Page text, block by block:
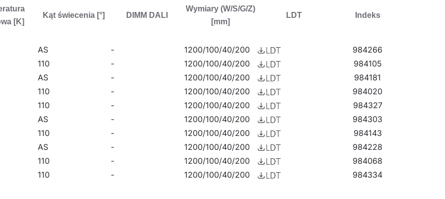
[K]
Kąt świecenia [°] DIMM DALI
Wymiary (W/S/G/Z)
[mm]
LDT Indeks
AS - 1200/100/40/200
984266
110
- 1200/100/40/200
984105
AS
- 1200/100/40/200
984181
110
- 1200/100/40/200
984020
110
- 1200/100/40/200
984327
AS
- 1200/100/40/200
984303
110
- 1200/100/40/200
984143
AS
- 1200/100/40/200
984228
110
- 1200/100/40/200
984068
110
- 1200/100/40/200 984334